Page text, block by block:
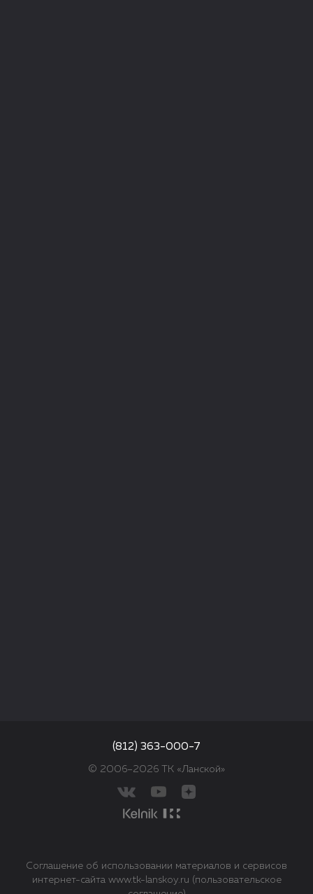
© 2006–2026 ТК «Ланской»
(812) 363-000-7
Соглашение об использовании материалов и сервисов
интернет-сайта www.tk-lanskoy.ru (пользовательское